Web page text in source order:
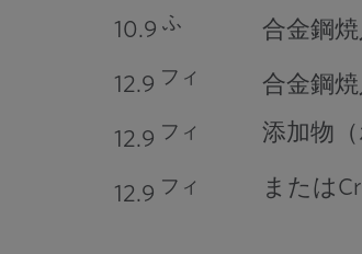
10.9 ふ 合金鋼
12.9 フィ 合金鋼
12.9 フィ 添加物
12.9 フィ または